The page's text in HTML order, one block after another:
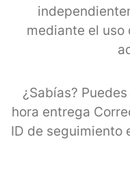
mediante el
¿Sabías?
hora entrega
ID de seguimiento